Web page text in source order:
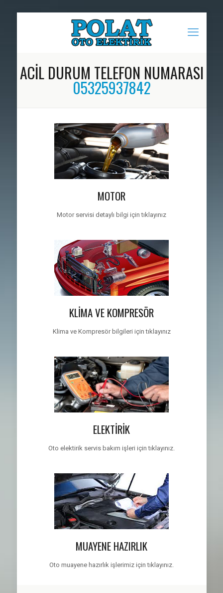
ACİL DURUM TELEFON NUMARASI
05325937842
MOTOR
Motor servisi detaylı bilgi için tıklayınız
KLİMA VE KOMPRESÖR
Klima ve Kompresör bilgileri için tıklayınız
ELEKTİRİK
Oto elektirik servis bakım işleri için tıklayınız.
MUAYENE HAZIRLIK
Oto muayene hazırlık işlerimiz için tıklayınız.